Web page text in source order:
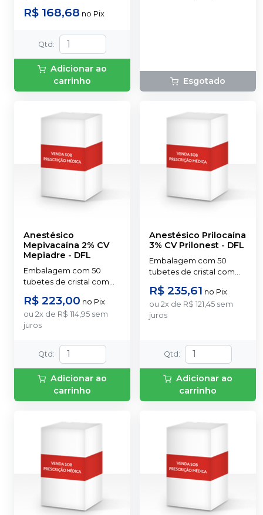
em blisters lacrados com
10 tubetes cada.
R$ 168,68 no Pix
Qtd :
Adicionar ao
carrinho
Esgotado
Anestésico
Mepivacaína 2% CV
Mepiadre - DFL
Embalagem com 50
tubetes de cristal com
Mepivacaína com
Epinefrina (Tubete de
Vidro).
R$ 223,00 no Pix
ou 2x de R$ 114,95 sem
juros
Qtd :
Adicionar ao
carrinho
Anestésico Prilocaína
3% CV Prilonest - DFL
Embalagem com 50
tubetes de cristal com
Prilocaína com
Felipressina (Tubete de
Vidro).
R$ 235,61 no Pix
ou 2x de R$ 121,45 sem
juros
Qtd :
Adicionar ao
carrinho